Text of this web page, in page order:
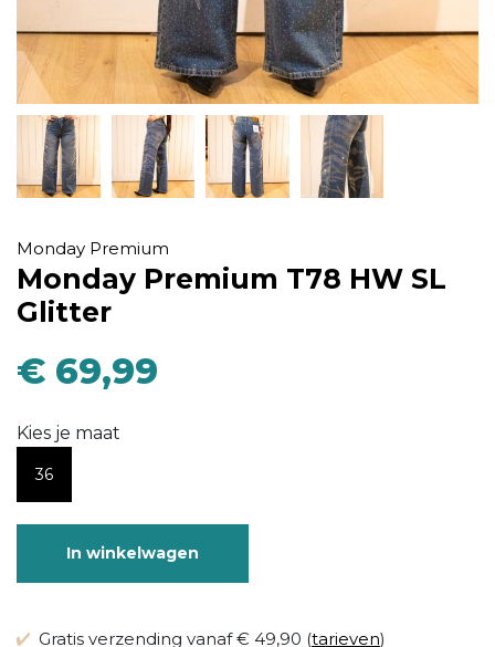
Monday Premium
Monday Premium T78 HW SL
Glitter
€ 69,99
Kies je maat
36
In winkelwagen
Gratis verzending vanaf € 49,90 (tarieven)